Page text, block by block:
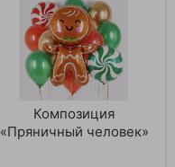
Композиция
«Пряничный человек»